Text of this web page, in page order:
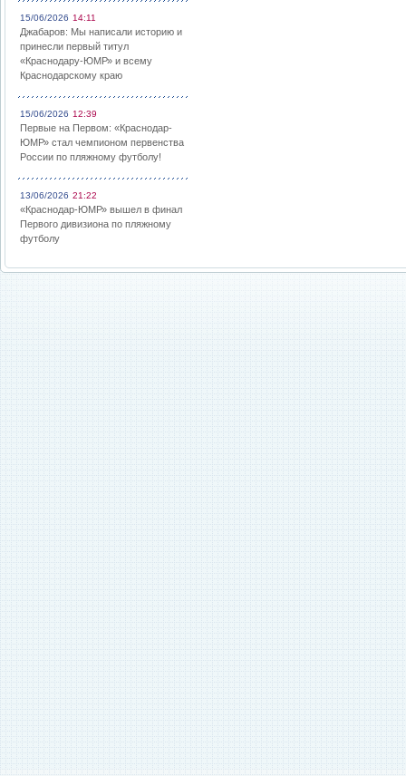
15/06/2026 14:11
Джабаров: Мы написали историю и
принесли первый титул
«Краснодару-ЮМР» и всему
Краснодарскому краю
15/06/2026 12:39
Первые на Первом: «Краснодар-
ЮМР» стал чемпионом первенства
России по пляжному футболу!
13/06/2026 21:22
«Краснодар-ЮМР» вышел в финал
Первого дивизиона по пляжному
футболу